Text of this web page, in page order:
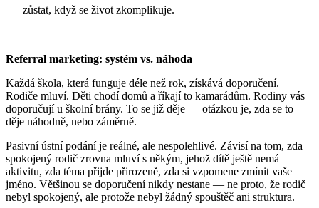
zůstat, když se život zkomplikuje.
Referral marketing: systém vs. náhoda
Každá škola, která funguje déle než rok, získává doporučení.
Rodiče mluví. Děti chodí domů a říkají to kamarádům. Rodiny vás
doporučují u školní brány. To se již děje — otázkou je, zda se to
děje náhodně, nebo záměrně.
Pasivní ústní podání je reálné, ale nespolehlivé. Závisí na tom, zda
spokojený rodič zrovna mluví s někým, jehož dítě ještě nemá
aktivitu, zda téma přijde přirozeně, zda si vzpomene zmínit vaše
jméno. Většinou se doporučení nikdy nestane — ne proto, že rodič
nebyl spokojený, ale protože nebyl žádný spouštěč ani struktura.